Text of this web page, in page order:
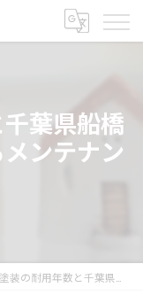
葉県船橋
ンテナン
用年数と千葉県船橋市で賢く長持ちさせるメンテナンス術